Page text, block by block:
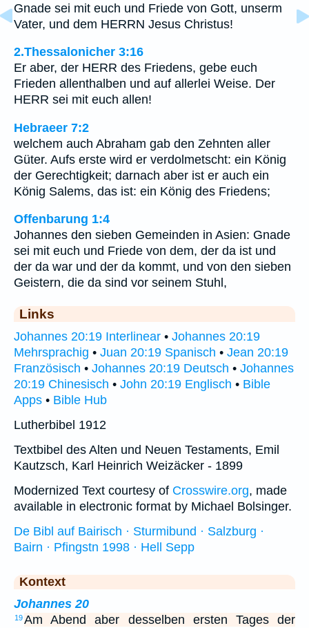
Gnade sei mit euch und Friede von Gott, unserm
Vater, und dem HERRN Jesus Christus!
2.Thessalonicher 3:16
Er aber, der HERR des Friedens, gebe euch
Frieden allenthalben und auf allerlei Weise. Der
HERR sei mit euch allen!
Hebraeer 7:2
welchem auch Abraham gab den Zehnten aller
Güter. Aufs erste wird er verdolmetscht: ein König
der Gerechtigkeit; darnach aber ist er auch ein
König Salems, das ist: ein König des Friedens;
Offenbarung 1:4
Johannes den sieben Gemeinden in Asien: Gnade
sei mit euch und Friede von dem, der da ist und
der da war und der da kommt, und von den sieben
Geistern, die da sind vor seinem Stuhl,
Links
Johannes 20:19 Interlinear • Johannes 20:19
Mehrsprachig • Juan 20:19 Spanisch • Jean 20:19
Französisch • Johannes 20:19 Deutsch • Johannes
20:19 Chinesisch • John 20:19 Englisch • Bible
Apps • Bible Hub
Lutherbibel 1912
Textbibel des Alten und Neuen Testaments, Emil
Kautzsch, Karl Heinrich Weizäcker - 1899
Modernized Text courtesy of Crosswire.org, made
available in electronic format by Michael Bolsinger.
De Bibl auf Bairisch · Sturmibund · Salzburg ·
Bairn · Pfingstn 1998 · Hell Sepp
Kontext
Johannes 20
19Am Abend aber desselben ersten Tages der